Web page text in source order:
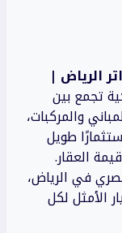
الرياض |
تجمع بين
والمركبات،
طويل
العقار.
في الرياض،
الأمثل لكل